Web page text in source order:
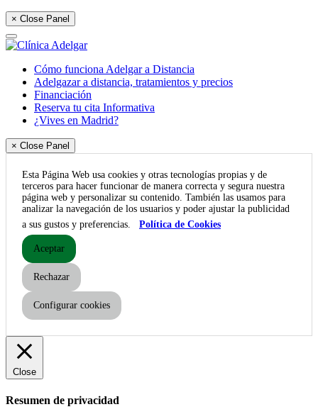
× Close Panel
Cómo funciona Adelgar a Distancia
Adelgazar a distancia, tratamientos y precios
Financiación
Reserva tu cita Informativa
¿Vives en Madrid?
× Close Panel
Esta Página Web usa cookies y otras tecnologías propias y de
terceros para hacer funcionar de manera correcta y segura nuestra
página web y personalizar su contenido. También las usamos para
analizar la navegación de los usuarios y poder ajustar la publicidad
a sus gustos y preferencias.
Política de Cookies
Aceptar
Rechazar
Configurar cookies
Close
Resumen de privacidad